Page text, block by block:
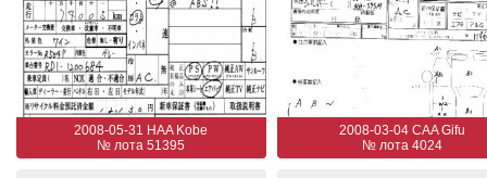
2008-05-31 HAA Kobe
№ лота 51395
2008-03-04 CAA Gifu
№ лота 4024